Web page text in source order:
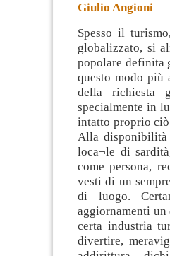
Giulio Angioni
Spesso il
globalizzato, si
popolare definita
questo modo più
della richiesta
specialmente in
intatto proprio
Alla
loca¬le di
come persona,
vesti di un
di luogo.
aggiornamenti
certa industria
divertire,